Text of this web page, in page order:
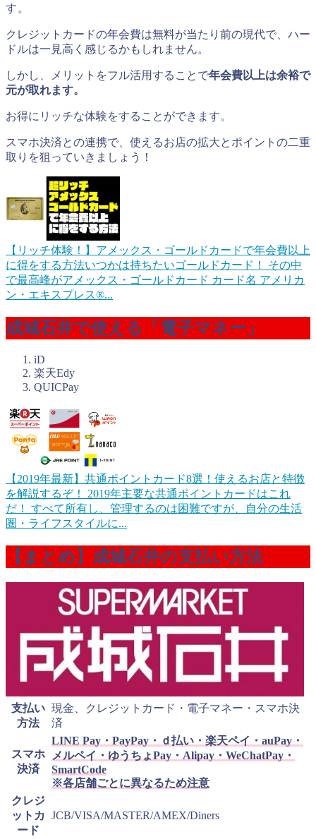
す。
クレジットカードの年会費は無料が当たり前の現代で、ハー
ドルは一見高く感じるかもしれません。
しかし、メリットをフル活用することで年会費以上は余裕で
元が取れます。
お得にリッチな体験をすることができます。
スマホ決済との連携で、使えるお店の拡大とポイントの二重
取りを狙っていきましょう！
【リッチ体験！】アメックス・ゴールドカードで年会費以上
に得をする方法いつかは持ちたいゴールドカード！ その中
で最高峰がアメックス・ゴールドカード カード名 アメリカ
ン・エキスプレス®...
成城石井で使える「電子マネー」
iD
楽天Edy
QUICPay
【2019年最新】共通ポイントカード8選！使えるお店と特徴
を解説するぞ！
2019年主要な共通ポイントカードはこれ
だ！ すべて所有し、管理するのは困難ですが、自分の生活
圏・ライフスタイルに...
【まとめ】成城石井の支払い方法
支払い
方法
現金、クレジットカード・電子マネー・スマホ決
済
スマホ
決済
LINE Pay・PayPay・ｄ払い・楽天ペイ・auPay・
メルペイ・ゆうちょPay・Alipay・WeChatPay・
SmartCode
※各店舗ごとに異なるため注意
クレジ
ットカ
ード
JCB/VISA/MASTER/AMEX/Diners